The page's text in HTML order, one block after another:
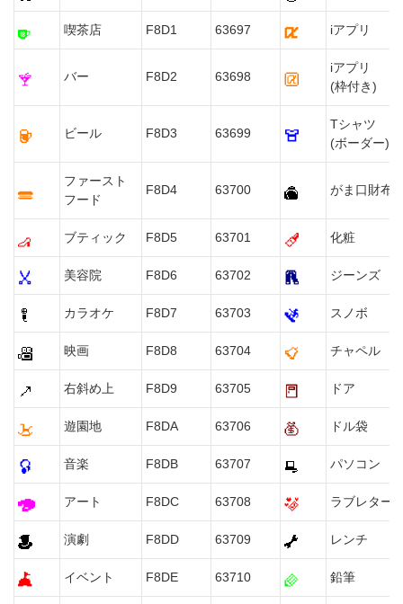
喫茶店 F8D1 63697 iアプリ
バー F8D2 63698
iアプリ
(枠付き)
ビール F8D3 63699
Tシャツ
(ボーダー)
ファースト
フード
F8D4 63700 がま口財布
ブティック F8D5 63701 化粧
美容院 F8D6 63702 ジーンズ
カラオケ F8D7 63703 スノボ
映画 F8D8 63704 チャペル
右斜め上 F8D9 63705 ドア
遊園地 F8DA 63706 ドル袋
音楽 F8DB 63707 パソコン
アート F8DC 63708 ラブレター
演劇 F8DD 63709 レンチ
イベント F8DE 63710 鉛筆